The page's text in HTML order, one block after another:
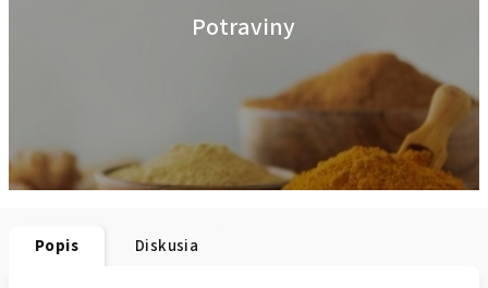
Potraviny
Popis Diskusia